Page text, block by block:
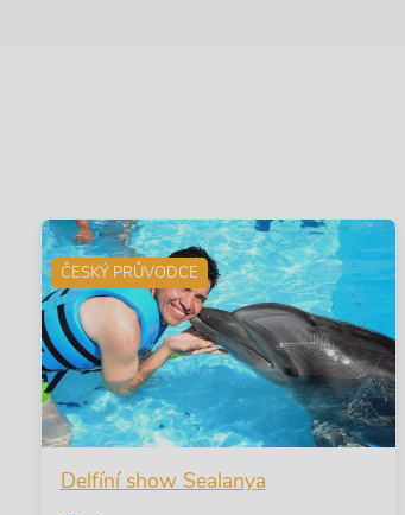
ČESKÝ PRŮVODCE
Delfíní show Sealanya